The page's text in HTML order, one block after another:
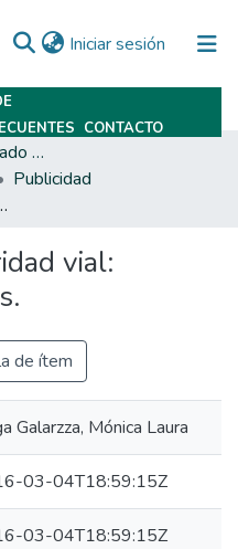
Iniciar sesión (current)
CONTACTO
Trabajos Finales De Grado Y Posgrado
Publicidad
seguros.
vial:
de ítem
Galarzza, Mónica Laura
03-04T18:59:15Z
03-04T18:59:15Z